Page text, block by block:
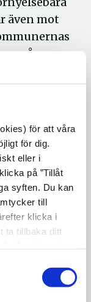
för att våra
för dig.
eller i
på ”Tillåt
syften. Du kan
till
klicka i
ta tillbaka ditt
används och
behandlar
även mot
gånger
till
att
göra en
t.ex.